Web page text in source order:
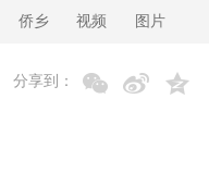
侨乡 视频 图片
分享到：